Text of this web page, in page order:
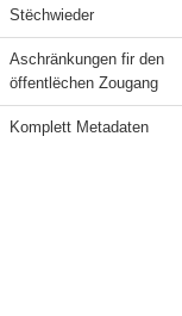
Stëchwieder
Aschränkungen fir den
öffentlëchen Zougang
Komplett Metadaten